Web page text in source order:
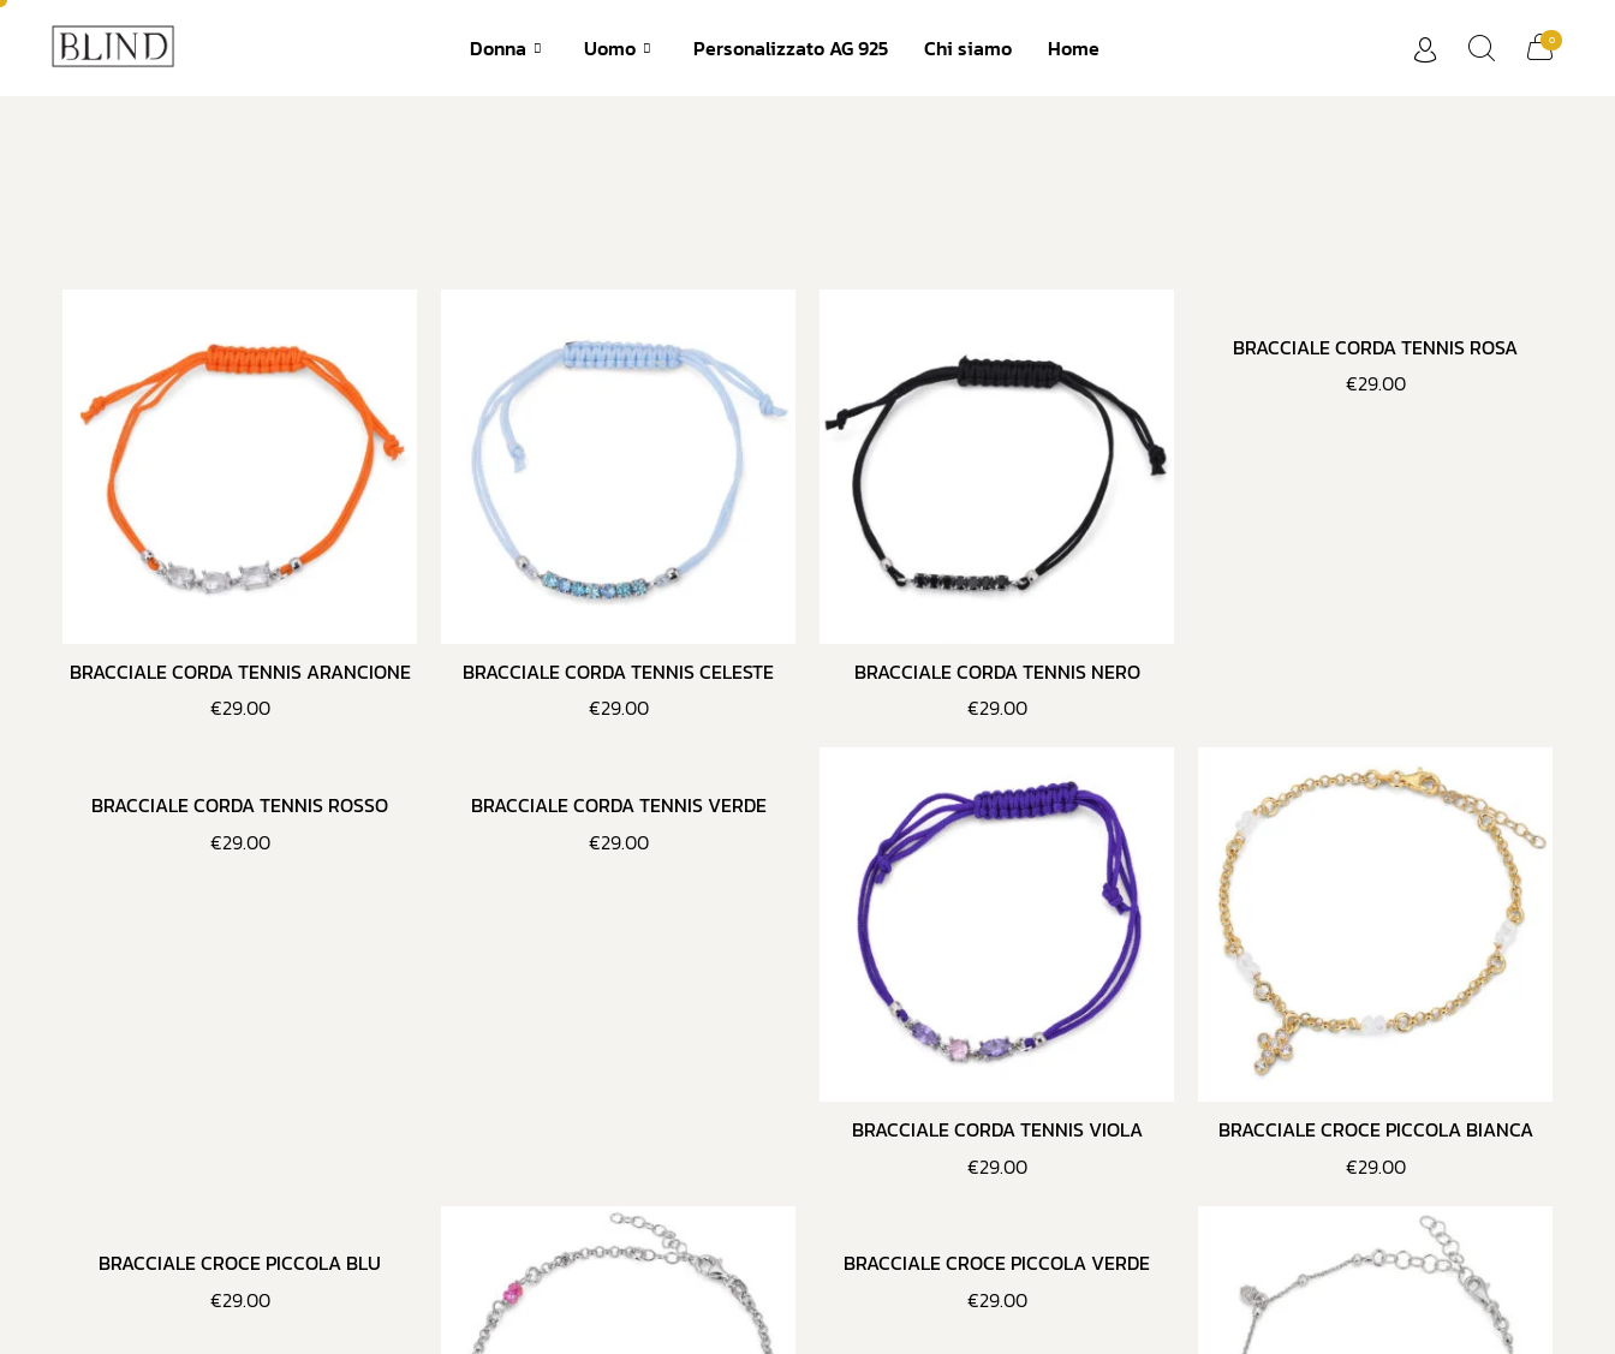
Donna Uomo Personalizzato AG 925 Chi siamo Home 0
BRACCIALE CORDA TENNIS ARANCIONE
€29.00
BRACCIALE CORDA TENNIS CELESTE
€29.00
BRACCIALE CORDA TENNIS NERO
€29.00
BRACCIALE CORDA TENNIS ROSA
€29.00
BRACCIALE CORDA TENNIS ROSSO
€29.00
BRACCIALE CORDA TENNIS VERDE
€29.00
BRACCIALE CORDA TENNIS VIOLA
€29.00
BRACCIALE CROCE PICCOLA BIANCA
€29.00
BRACCIALE CROCE PICCOLA BLU
€29.00
BRACCIALE CROCE PICCOLA VERDE
€29.00